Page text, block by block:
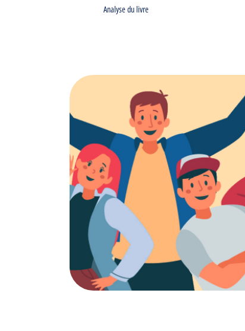
Analyse du livre